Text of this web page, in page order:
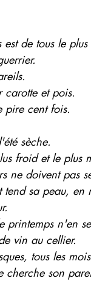
de tous le plus
carotte et pois.
pire cent fois.
sèche.
froid et le plus
ne doivent pas
sa peau,
printemps n'en
vin au cellier.
tous les
cherche son